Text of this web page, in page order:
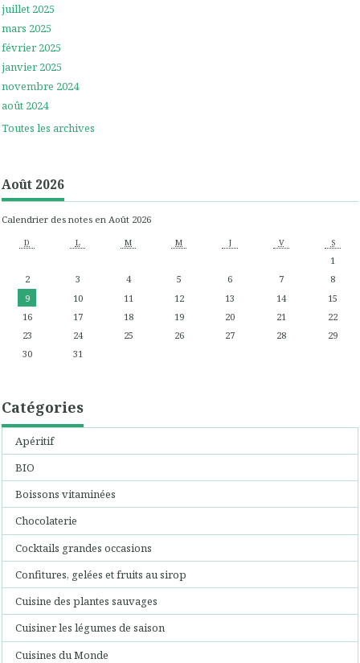
juillet 2025
mars 2025
février 2025
janvier 2025
novembre 2024
août 2024
Toutes les archives
Août 2026
Calendrier des notes en Août 2026
D L M M J V S
1
2
3 4 5 6 7
8
9
10 11 12 13 14
15
16
17 18 19 20 21
22
23
24 25 26 27 28
29
30
31
Catégories
Apéritif
BIO
Boissons vitaminées
Chocolaterie
Cocktails grandes occasions
Confitures, gelées et fruits au sirop
Cuisine des plantes sauvages
Cuisiner les légumes de saison
Cuisines du Monde